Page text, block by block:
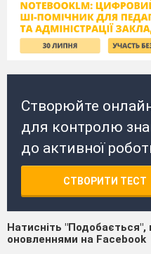
Створюйте
для контролю
до активної
СТВОРИТИ ТЕСТ
Натисніть "Подобається",
оновленнями на Facebook